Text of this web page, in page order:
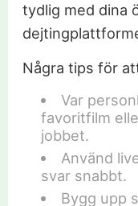
tydlig med dina
Några tips för
Var
favoritfilm
jobbet.
Använd
svar snabbt.
Bygg upp